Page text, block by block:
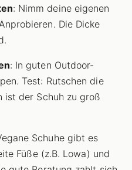
: Nimm deine eigenen
Die Dicke
: In guten Outdoor-
Test: Rutschen die
ist der Schuh zu groß
Schuhe gibt es
Füße (z.B. Lowa) und